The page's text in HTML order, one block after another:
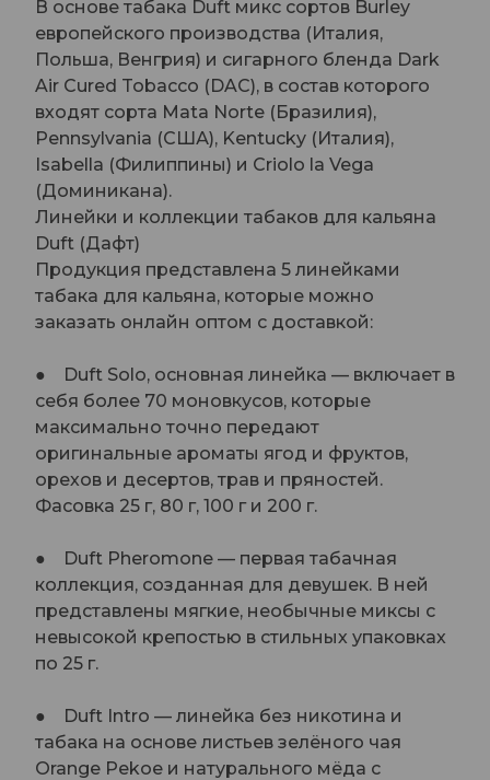
В основе табака Duft микс сортов Burley
европейского производства (Италия,
Польша, Венгрия) и сигарного бленда Dark
Air Cured Tobacco (DAC), в состав которого
входят сорта Mata Norte (Бразилия),
Pennsylvania (США), Kentucky (Италия),
Isabella (Филиппины) и Criolo la Vega
(Доминикана).
Линейки и коллекции табаков для кальяна
Duft (Дафт)
Продукция представлена 5 линейками
табака для кальяна, которые можно
заказать онлайн оптом с доставкой:
● Duft Solo, основная линейка — включает в
себя более 70 моновкусов, которые
максимально точно передают
оригинальные ароматы ягод и фруктов,
орехов и десертов, трав и пряностей.
Фасовка 25 г, 80 г, 100 г и 200 г.
● Duft Pheromone — первая табачная
коллекция, созданная для девушек. В ней
представлены мягкие, необычные миксы с
невысокой крепостью в стильных упаковках
по 25 г.
● Duft Intro — линейка без никотина и
табака на основе листьев зелёного чая
Orange Pekoe и натурального мёда с